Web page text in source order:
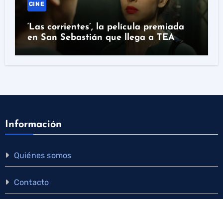
CINE
‘Las corrientes’, la película premiada
en San Sebastián que llega a TEA
Tenerife
Información
Quiénes somos
Contacto